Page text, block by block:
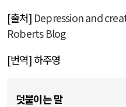
[출처] Depression and
Roberts Blog
[번역] 하주영
덧붙이는 말